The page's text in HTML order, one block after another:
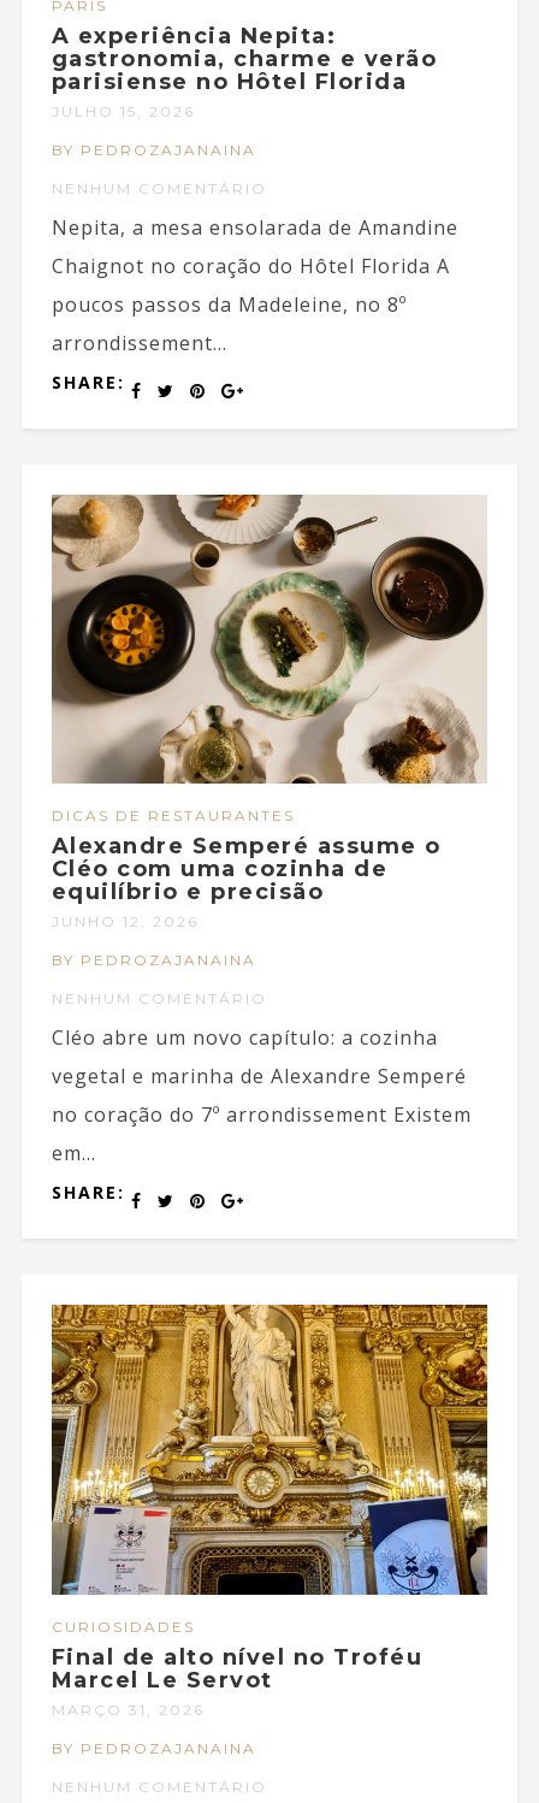
PARIS
A experiência Nepita:
gastronomia, charme e verão
parisiense no Hôtel Florida
JULHO 15, 2026
BY PEDROZAJANAINA
NENHUM COMENTÁRIO
Nepita, a mesa ensolarada de Amandine
Chaignot no coração do Hôtel Florida A
poucos passos da Madeleine, no 8º
arrondissement...
SHARE:
DICAS DE RESTAURANTES
Alexandre Semperé assume o
Cléo com uma cozinha de
equilíbrio e precisão
JUNHO 12, 2026
BY PEDROZAJANAINA
NENHUM COMENTÁRIO
Cléo abre um novo capítulo: a cozinha
vegetal e marinha de Alexandre Semperé
no coração do 7º arrondissement Existem
em...
SHARE:
CURIOSIDADES
Final de alto nível no Troféu
Marcel Le Servot
MARÇO 31, 2026
BY PEDROZAJANAINA
NENHUM COMENTÁRIO